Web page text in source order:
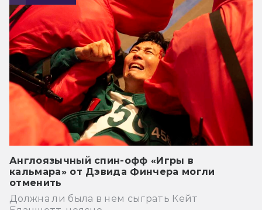
Англоязычный спин-офф «Игры в
кальмара» от Дэвида Финчера могли
отменить
Должна ли была в нем сыграть Кейт